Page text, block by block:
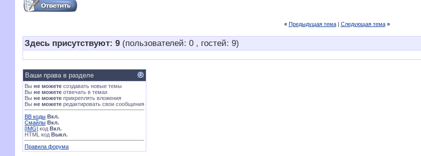
« Предыдущая тема| Следующая тема »
Здесь присутствуют: 9 (пользователей: 0 , гостей: 9)
Ваши права в разделе
Вы не можете создавать новые темы
Вы не можете отвечать в темах
Вы не можете прикреплять вложения
Вы не можете редактировать свои сообщения
BB коды Вкл.
Смайлы Вкл.
[IMG] код Вкл.
HTML код Выкл.
Правила форума